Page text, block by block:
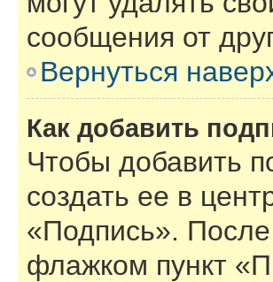
сообщения от
Вернуться
Как добавить
Чтобы добавить
создать ее в
«Подпись».
флажком пункт